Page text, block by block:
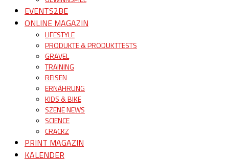
EVENTS2BE
ONLINE MAGAZIN
LIFESTYLE
PRODUKTE & PRODUKTTESTS
GRAVEL
TRAINING
REISEN
ERNÄHRUNG
KIDS & BIKE
SZENE NEWS
SCIENCE
CRACKZ
PRINT MAGAZIN
KALENDER